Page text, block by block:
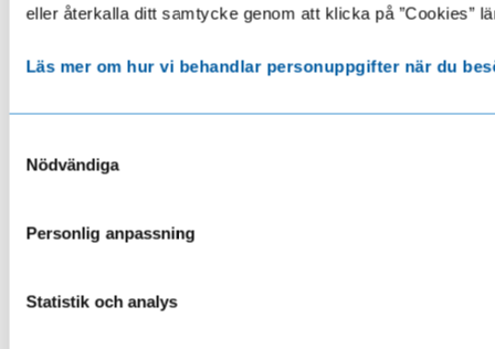
eller återkalla ditt samtycke genom att klicka på ”Cookies”
Läs mer om hur vi behandlar personuppgifter när du
Nödvändiga
Personlig anpassning
Statistik och analys